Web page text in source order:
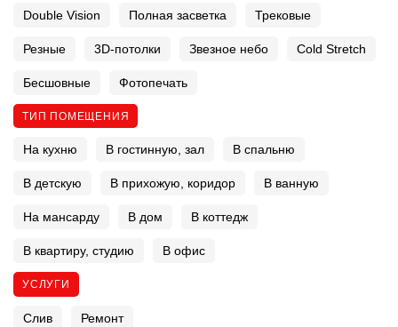
Double Vision Полная засветка Трековые
Резные 3D-потолки Звезное небо Cold Stretch
Бесшовные Фотопечать
ТИП ПОМЕЩЕНИЯ
На кухню В гостинную, зал В спальню
В детскую В прихожую, коридор В ванную
На мансарду В дом В коттедж
В квартиру, студию В офис
УСЛУГИ
Слив Ремонт